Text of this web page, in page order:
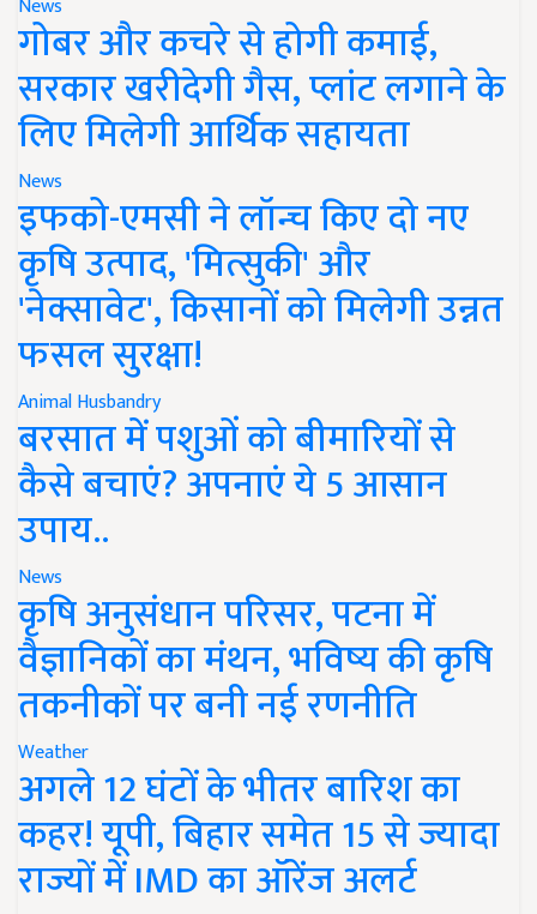
गोबर और कचरे से होगी कमाई,
सरकार खरीदेगी गैस, प्लांट लगाने के
लिए मिलेगी आर्थिक सहायता
News
इफको-एमसी ने लॉन्च किए दो नए
कृषि उत्पाद, 'मित्सुकी' और
'नेक्सावेट', किसानों को मिलेगी उन्नत
फसल सुरक्षा!
Animal Husbandry
बरसात में पशुओं को बीमारियों से
कैसे बचाएं? अपनाएं ये 5 आसान
उपाय..
News
कृषि अनुसंधान परिसर, पटना में
वैज्ञानिकों का मंथन, भविष्य की कृषि
तकनीकों पर बनी नई रणनीति
Weather
अगले 12 घंटों के भीतर बारिश का
कहर! यूपी, बिहार समेत 15 से ज्यादा
राज्यों में IMD का ऑरेंज अलर्ट